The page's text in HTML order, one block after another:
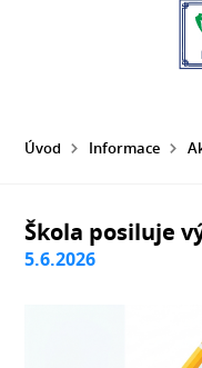
Úvod Informace
Škola posiluje
5.6.2026